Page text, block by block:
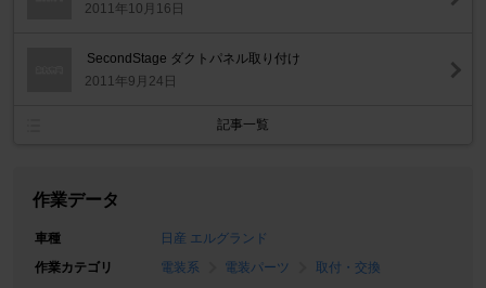
2011年10月16日
SecondStage ダクトパネル取り付け
2011年9月24日
記事一覧
作業データ
車種
日産 エルグランド
作業カテゴリ
電装系 電装パーツ
取付・交換